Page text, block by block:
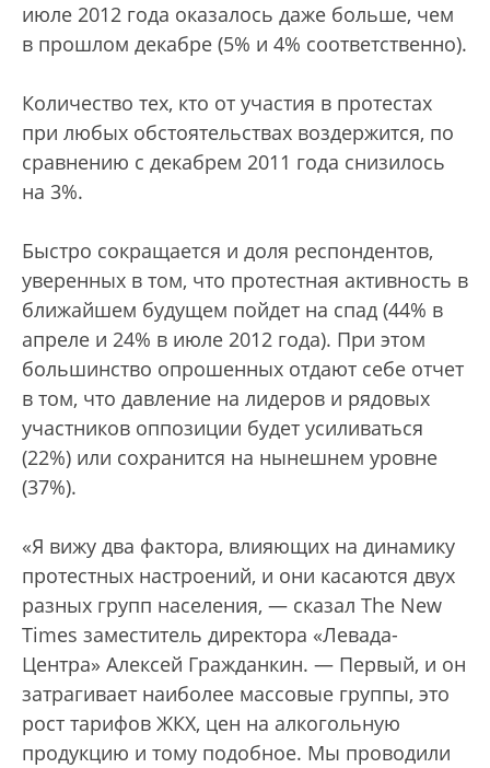
июле 2012 года оказалось даже больше, чем
в прошлом декабре (5% и 4% соответственно).
Количество тех, кто от участия в протестах
при любых обстоятельствах воздержится, по
сравнению с декабрем 2011 года снизилось
на 3%.
Быстро сокращается и доля респондентов,
уверенных в том, что протестная активность в
ближайшем будущем пойдет на спад (44% в
апреле и 24% в июле 2012 года). При этом
большинство опрошенных отдают себе отчет
в том, что давление на лидеров и рядовых
участников оппозиции будет усиливаться
(22%) или сохранится на нынешнем уровне
(37%).
«Я вижу два фактора, влияющих на динамику
протестных настроений, и они касаются двух
разных групп населения, — сказал The New
Times заместитель директора «Левада-
Центра» Алексей Гражданкин. — Первый, и он
затрагивает наиболее массовые группы, это
рост тарифов ЖКХ, цен на алкогольную
продукцию и тому подобное. Мы проводили